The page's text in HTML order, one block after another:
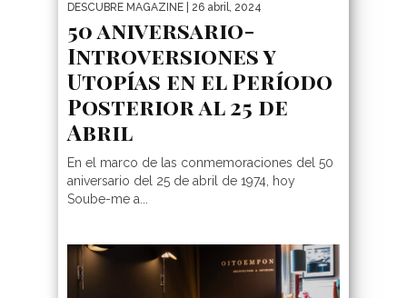
DESCUBRE MAGAZINE | 26 abril, 2024
50 aniversario-
Introversiones y
Utopías en el Período
Posterior al 25 de
Abril
En el marco de las conmemoraciones del 50
aniversario del 25 de abril de 1974, hoy
Soube-me a...